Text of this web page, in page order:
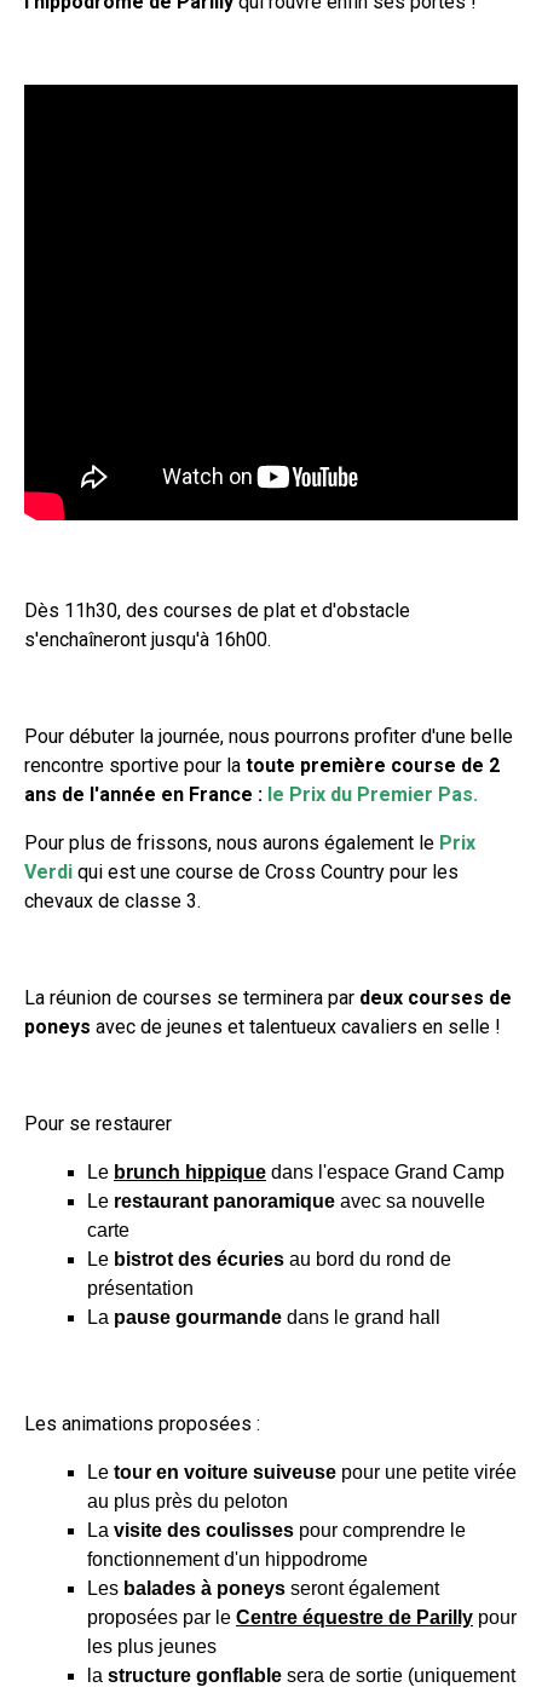
Dès 11h30, des courses de plat et d'obstacle
s'enchaîneront jusqu'à 16h00.
Pour débuter la journée, nous pourrons profiter d'une belle
rencontre sportive pour la toute première course de 2
ans de l'année en France : le Prix du Premier Pas.
Pour plus de frissons, nous aurons également le Prix
Verdi qui est une course de Cross Country pour les
chevaux de classe 3.
La réunion de courses se terminera par deux courses de
poneys avec de jeunes et talentueux cavaliers en selle !
Pour se restaurer
Le brunch hippique dans l'espace Grand Camp
Le restaurant panoramique avec sa nouvelle
carte
Le bistrot des écuries au bord du rond de
présentation
La pause gourmande dans le grand hall
Les animations proposées :
Le tour en voiture suiveuse pour une petite virée
au plus près du peloton
La visite des coulisses pour comprendre le
fonctionnement d'un hippodrome
Les balades à poneys seront également
proposées par le Centre équestre de Parilly pour
les plus jeunes
la structure gonflable sera de sortie (uniquement